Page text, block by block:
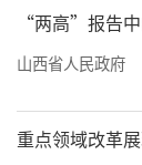
“两高”报告
山西省人民政府
重点领域改革